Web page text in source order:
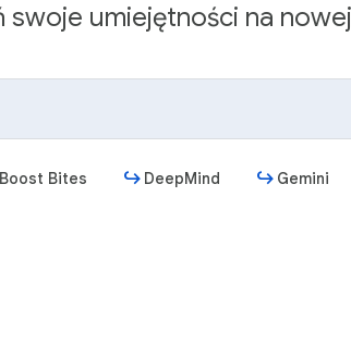
swoje umiejętności na
Bites DeepMind Gemini